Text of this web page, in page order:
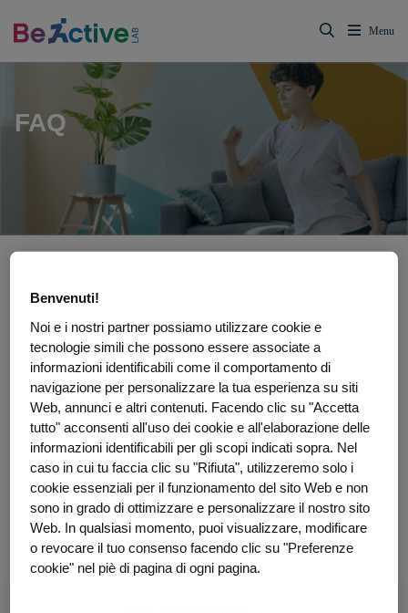
FAQ
oncologia:
domande e risposte utili
Prendersi cura del proprio corpo durante e dopo un percorso
oncologico è possibile, anche attraverso un’attività fisica adeguata.
In questa sezione rispondiamo ad alcune delle domande più
frequenti per aiutarti a comprendere come il movimento possa
sostenere il benessere, migliorare la qualità della vita e
accompagnarti in modo sicuro nel tuo percorso.
Le risposte si basano su evidenze scientifiche e sul contributo di
esperti, ma non sostituiscono in alcun modo il parere del medico
Benvenuti!
Noi e i nostri partner possiamo utilizzare cookie e
tecnologie simili che possono essere associate a
informazioni identificabili come il comportamento di
navigazione per personalizzare la tua esperienza su siti
Web, annunci e altri contenuti. Facendo clic su "Accetta
tutto" acconsenti all'uso dei cookie e all'elaborazione delle
informazioni identificabili per gli scopi indicati sopra. Nel
caso in cui tu faccia clic su "Rifiuta", utilizzeremo solo i
cookie essenziali per il funzionamento del sito Web e non
sono in grado di ottimizzare e personalizzare il nostro sito
Web. In qualsiasi momento, puoi visualizzare, modificare
o revocare il tuo consenso facendo clic su "Preferenze
cookie" nel piè di pagina di ogni pagina.